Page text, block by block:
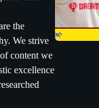
the
We strive
content we
excellence